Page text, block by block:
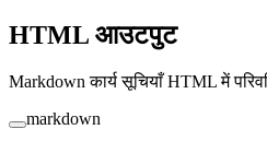
HTML आउटपुट
Markdown कार्य सूचियाँ HTML में
markdown